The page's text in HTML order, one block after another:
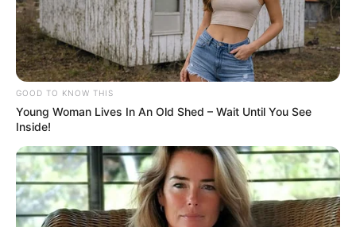
GOOD TO KNOW THIS
Young Woman Lives In An Old Shed – Wait Until You See
Inside!